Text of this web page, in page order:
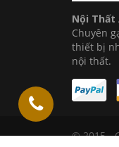
Nội Thất
Chuyên
thiết bị
nội thất.
© 2015 -